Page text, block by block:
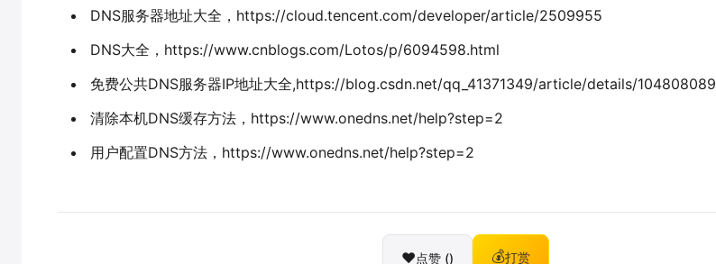
DNS服务器地址大全，https://cloud.tencent.com/developer/article/2509955
DNS大全，https://www.cnblogs.com/Lotos/p/6094598.html
免费公共DNS服务器IP地址大全,https://blog.csdn.net/qq_41371349/article/details/104808089
清除本机DNS缓存方法，https://www.onedns.net/help?step=2
用户配置DNS方法，https://www.onedns.net/help?step=2
❤️点赞 () 💰打赏